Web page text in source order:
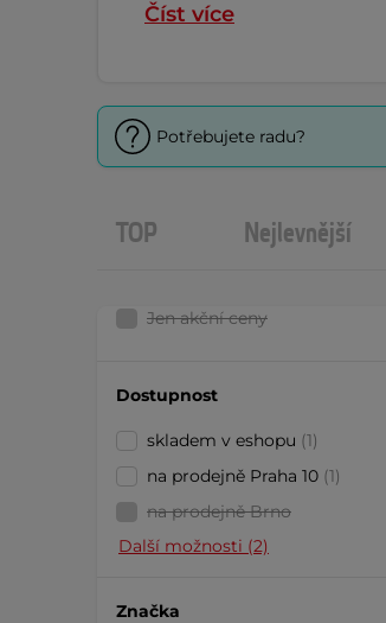
Číst více
Potřebujete radu?
TOP Nejlevnější
Jen akční ceny
Dostupnost
skladem v eshopu (1)
na prodejně Praha 10 (1)
na prodejně Brno
Další možnosti (2)
Značka